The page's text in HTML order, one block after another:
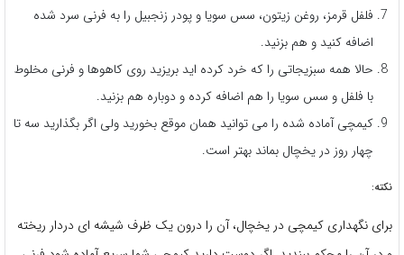
فلفل قرمز، روغن زیتون، سس سویا و پودر زنجبیل را به فرنی سرد شده
اضافه کنید و هم بزنید.
حالا همه سبزیجاتی را که خرد کرده اید بریزید روی کاهوها و فرنی مخلوط
با فلفل و سس سویا را هم اضافه کرده و دوباره هم بزنید.
کیمچی آماده شده را می توانید همان موقع بخورید ولی اگر بگذارید سه تا
چهار روز در یخچال بماند بهتر است.
نکته:
برای نگهداری کیمچی در یخچال، آن را درون یک ظرف شیشه ای دردار ریخته